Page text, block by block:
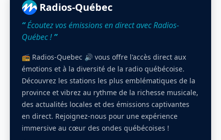
Radios-Québec
“Écoutez vos émissions en direct avec Radios-
Québec !”
📻 Radios-Quebec 🔊 vous offre l'accès direct aux
émotions et à la diversité de la radio québécoise.
Découvrez les stations les plus emblématiques de la
province et vibrez au rythme de la richesse musicale,
des actualités locales et des émissions captivantes
en direct. Rejoignez-nous pour une expérience
immersive au cœur des ondes québécoises !